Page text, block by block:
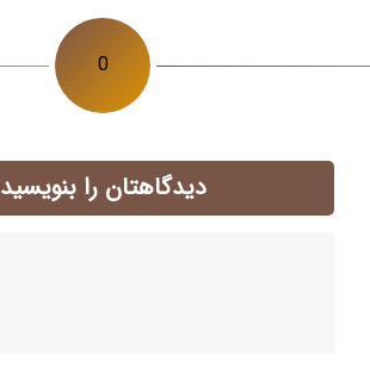
0
دیدگاهتان را بنویسید